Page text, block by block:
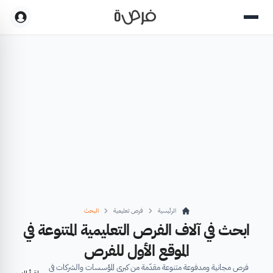
الرئيسية فرص تعليمية البحث
ابحث في آلاف الفرص التعليمية المتنوعة في
الموقع الأول للفرص
فرص مجانية ومدفوعة متنوعة مقدّمة من كبرى المؤسسات والشركات في